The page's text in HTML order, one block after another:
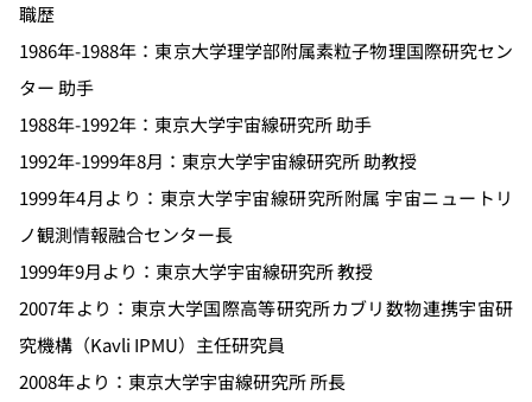
職歴
1986年-1988年：東京大学理学部附属素粒子物理国際研究セン
ター 助手
1988年-1992年：東京大学宇宙線研究所 助手
1992年-1999年8月：東京大学宇宙線研究所 助教授
1999年4月より：東京大学宇宙線研究所附属 宇宙ニュートリ
ノ観測情報融合センター長
1999年9月より：東京大学宇宙線研究所 教授
2007年より：東京大学国際高等研究所カブリ数物連携宇宙研
究機構（Kavli IPMU）主任研究員
2008年より：東京大学宇宙線研究所 所長